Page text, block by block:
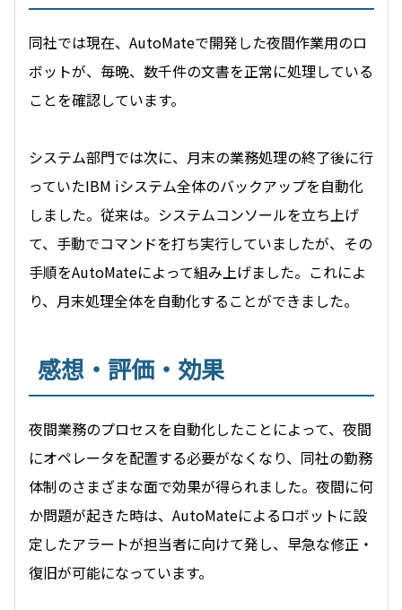
同社では現在、AutoMateで開発した夜間作業用のロ
ボットが、毎晩、数千件の文書を正常に処理している
ことを確認しています。
システム部門では次に、月末の業務処理の終了後に行
っていたIBM iシステム全体のバックアップを自動化
しました。従来は。システムコンソールを立ち上げ
て、手動でコマンドを打ち実行していましたが、その
手順をAutoMateによって組み上げました。これによ
り、月末処理全体を自動化することができました。
感想・評価・効果
夜間業務のプロセスを自動化したことによって、夜間
にオペレータを配置する必要がなくなり、同社の勤務
体制のさまざまな面で効果が得られました。夜間に何
か問題が起きた時は、AutoMateによるロボットに設
定したアラートが担当者に向けて発し、早急な修正・
復旧が可能になっています。